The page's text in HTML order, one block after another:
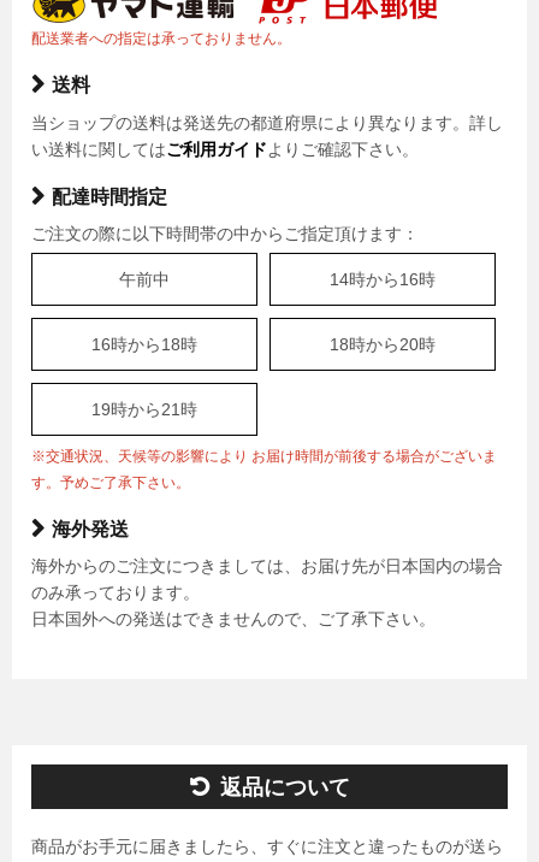
配送業者への指定は承っておりません。
送料
当ショップの送料は発送先の都道府県により異なります。詳し
い送料に関してはご利用ガイドよりご確認下さい。
配達時間指定
ご注文の際に以下時間帯の中からご指定頂けます：
午前中 14時から16時
16時から18時 18時から20時
19時から21時
※交通状況、天候等の影響により お届け時間が前後する場合がございま
す。予めご了承下さい。
海外発送
海外からのご注文につきましては、お届け先が日本国内の場合
のみ承っております。
日本国外への発送はできませんので、ご了承下さい。
返品について
商品がお手元に届きましたら、すぐに注文と違ったものが送ら